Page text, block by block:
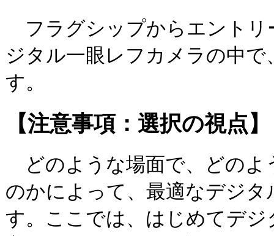
フラグシップからエントリ
ジタル一眼レフカメラの中
す。
【注意事項：選択の視点】
どのような場面で、どのよ
のかによって、最適なデジ
す。ここでは、はじめてデ